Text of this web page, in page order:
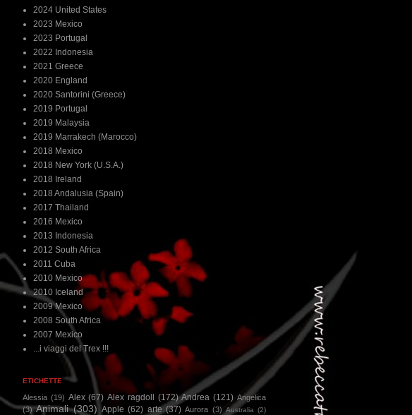
2024 United States
2023 Mexico
2023 Portugal
2022 Indonesia
2021 Greece
2020 England
2020 Santorini (Greece)
2019 Portugal
2019 Malaysia
2019 Marrakech (Marocco)
2018 Mexico
2018 New York (U.S.A.)
2018 Ireland
2018 Andalusia (Spain)
2017 Thailand
2016 Mexico
2013 Indonesia
2012 South Africa
2011 Cuba
2010 Mexico
2010 Iceland
2009 Mexico
2008 South Africa
2007 Mexico
...i viaggi del Trex !!!
ETICHETTE
Alessia (19) Alex (67) Alex ragdoll (172) Andrea (121) Angelica
(3) Animali (303) Apple (62) arte (37) Aurora (3) Australia (2)